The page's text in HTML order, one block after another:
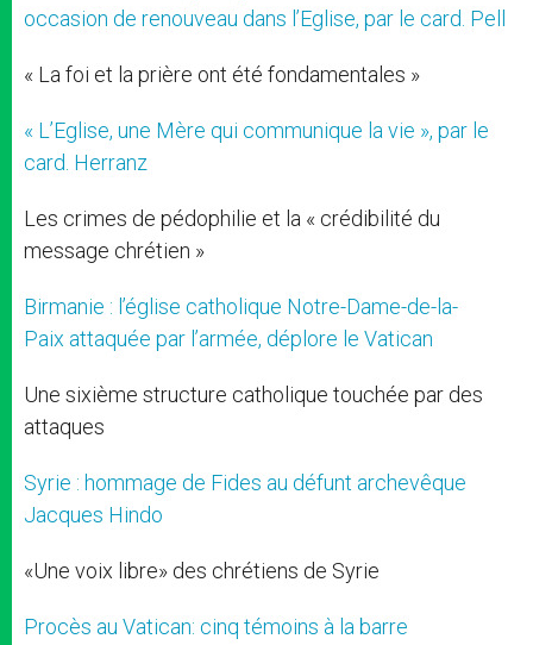
occasion de renouveau dans l’Eglise, par le card. Pell
« La foi et la prière ont été fondamentales »
« L’Eglise, une Mère qui communique la vie », par le
card. Herranz
Les crimes de pédophilie et la « crédibilité du
message chrétien »
Birmanie : l’église catholique Notre-Dame-de-la-
Paix attaquée par l’armée, déplore le Vatican
Une sixième structure catholique touchée par des
attaques
Syrie : hommage de Fides au défunt archevêque
Jacques Hindo
«Une voix libre» des chrétiens de Syrie
Procès au Vatican: cinq témoins à la barre